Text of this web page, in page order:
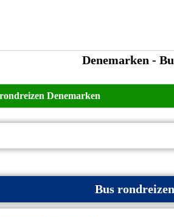
Denemarken -
Denemarken
Bus